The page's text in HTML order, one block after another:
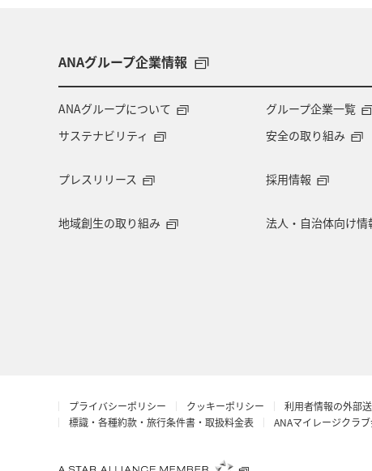
ANAグループ企業情報
ANAグループについて グループ企業一覧
サステナビリティ
安全の取り組み
プレスリリース
採用情報
地域創生の取り組み 法人・自治体向け情
プライバシーポリシー クッキーポリシー 利用者情報の外部
標識・各種約款・旅行条件書・取扱料金表
ANAマイレージクラ